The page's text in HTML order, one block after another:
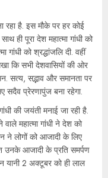
रहा है. इस मौके पर हर कोई
ही पूरा देश महात्मा गांधी को
गांधी को श्रद्धांजलि दी. वहीं
कि सभी देशवासियों की ओर
सत्य, सद्भाव और समानता पर
सदैव प्रेरणापुंज बना रहेगा.
की जयंती मनाई जा रही है.
महात्मा गांधी ने देश को
ने लोगों को आजादी के लिए
उनके आजादी के प्रति समर्पण
यानी 2 अक्टूबर को ही लाल